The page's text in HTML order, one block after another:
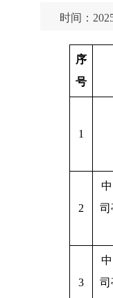
时间：
序
号
1
2
司
3
司